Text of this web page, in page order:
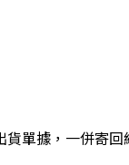
單據，一併寄回